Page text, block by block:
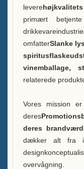
FAQ
Nyheder
Kontakt os
levere
primært
omfatterSlanke
vinemballage,
relaterede
Vores mission
deres
deres
dækker alt fra
overvågning.